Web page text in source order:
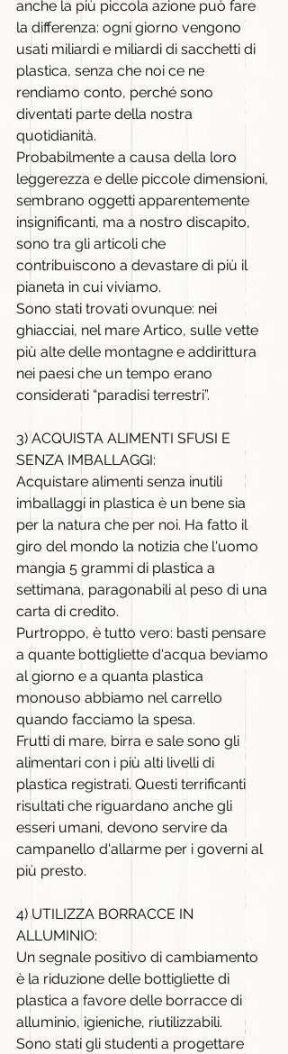
anche la più piccola azione può fare
la differenza: ogni giorno vengono
usati miliardi e miliardi di sacchetti di
plastica, senza che noi ce ne
rendiamo conto, perché sono
diventati parte della nostra
quotidianità.
Probabilmente a causa della loro
leggerezza e delle piccole dimensioni,
sembrano oggetti apparentemente
insignificanti, ma a nostro discapito,
sono tra gli articoli che
contribuiscono a devastare di più il
pianeta in cui viviamo.
Sono stati trovati ovunque: nei
ghiacciai, nel mare Artico, sulle vette
più alte delle montagne e addirittura
nei paesi che un tempo erano
considerati “paradisi terrestri”.
3) ACQUISTA ALIMENTI SFUSI E
SENZA IMBALLAGGI:
Acquistare alimenti senza inutili
imballaggi in plastica è un bene sia
per la natura che per noi. Ha fatto il
giro del mondo la notizia che l'uomo
mangia 5 grammi di plastica a
settimana, paragonabili al peso di una
carta di credito.
Purtroppo, è tutto vero: basti pensare
a quante bottigliette d'acqua beviamo
al giorno e a quanta plastica
monouso abbiamo nel carrello
quando facciamo la spesa.
Frutti di mare, birra e sale sono gli
alimentari con i più alti livelli di
plastica registrati. Questi terrificanti
risultati che riguardano anche gli
esseri umani, devono servire da
campanello d'allarme per i governi al
più presto.
4) UTILIZZA BORRACCE IN
ALLUMINIO:
Un segnale positivo di cambiamento
è la riduzione delle bottigliette di
plastica a favore delle borracce di
alluminio, igieniche, riutilizzabili.
Sono stati gli studenti a progettare